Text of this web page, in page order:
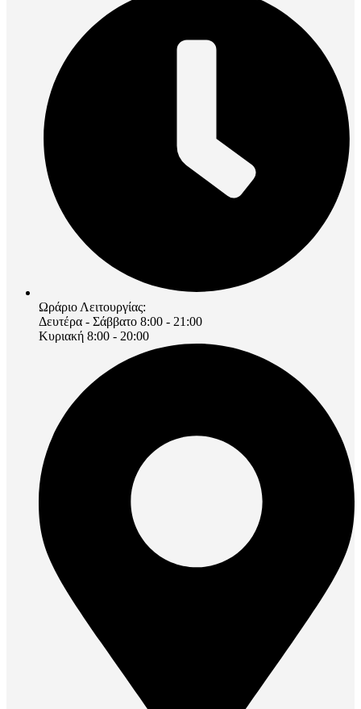
Ωράριο Λειτουργίας:
Δευτέρα - Σάββατο 8:00 - 21:00
Κυριακή 8:00 - 20:00